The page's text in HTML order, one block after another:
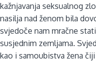
kažnjavanja seksualnog
nasilja nad ženom bila
svjedoče nam mračne
susjednim zemljama.
kao i samoubistva žena